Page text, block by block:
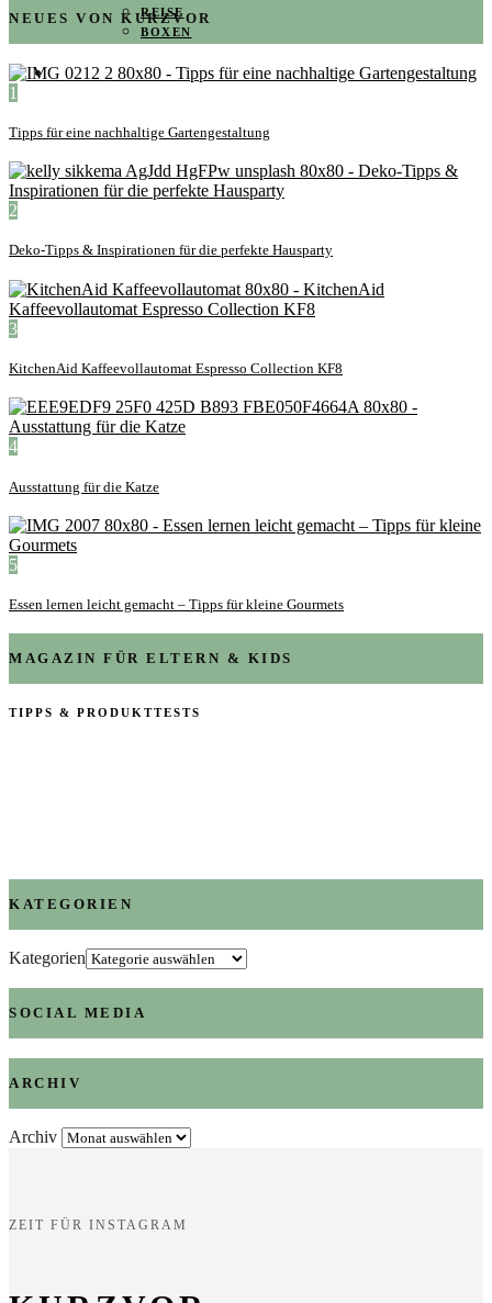
REISE
BOXEN
KIND & KEGEL
NEUES VON KURZVOR
1
Tipps für eine nachhaltige Gartengestaltung
2
Deko-Tipps & Inspirationen für die perfekte Hausparty
3
KitchenAid Kaffeevollautomat Espresso Collection KF8
4
Ausstattung für die Katze
5
Essen lernen leicht gemacht – Tipps für kleine Gourmets
MAGAZIN FÜR ELTERN & KIDS
TIPPS & PRODUKTTESTS
KATEGORIEN
Kategorien
SOCIAL MEDIA
ARCHIV
Archiv
ZEIT FÜR INSTAGRAM